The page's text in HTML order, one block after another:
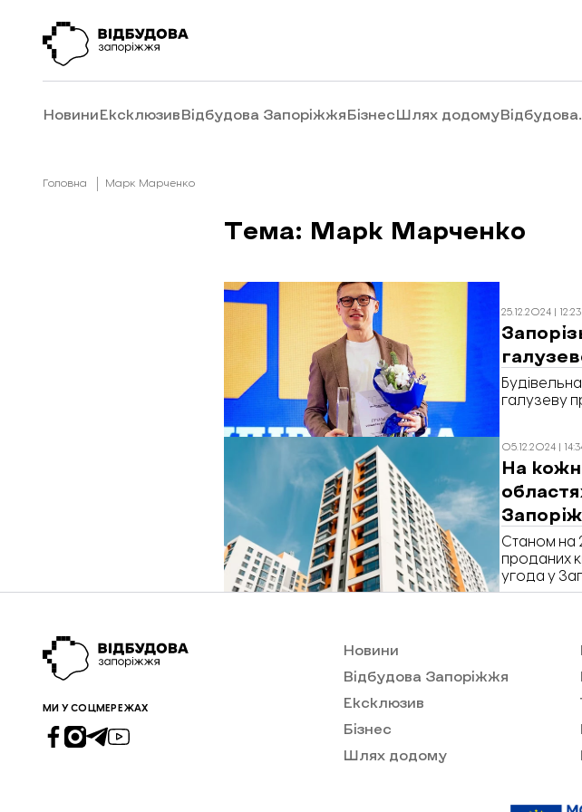
НовиниЕксклюзивВідбудова ЗапоріжжяБізнесШлях додому
Головна Марк Марченко
Тема: Марк Марченко
25.12.2024 | 12:23
галузеву
05.12.2024 |
На
Станом на
проданих
угода у
МИ У СОЦМЕРЕЖАХ
Новини
Відбудова Запоріжжя
Ексклюзив
Бізнес
Шлях додому